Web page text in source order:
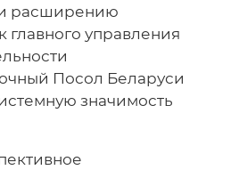
расширению
главного управления
Посол Беларуси
значимость